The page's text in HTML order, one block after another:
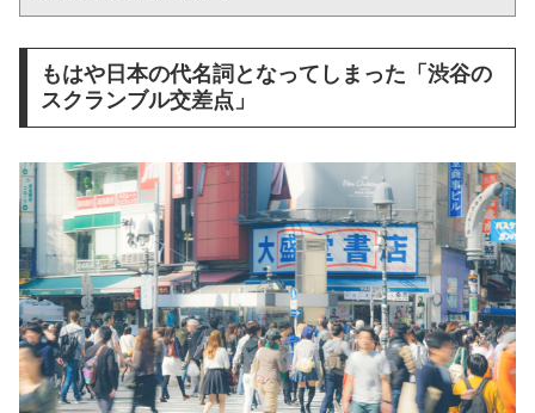
もはや日本の代名詞となってしまった「渋谷の
スクランブル交差点」